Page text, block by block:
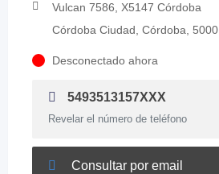
Vulcan 7586, X5147 Córdoba
Córdoba Ciudad, Córdoba, 5000
Desconectado ahora
5493513157XXX
Revelar el número de teléfono
Consultar por email